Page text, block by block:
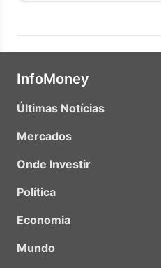
InfoMoney
Últimas Notícias
Mercados
Onde Investir
Política
Economia
Mundo